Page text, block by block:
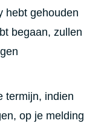
hebt gehouden
begaan, zullen
termijn, indien
op je melding